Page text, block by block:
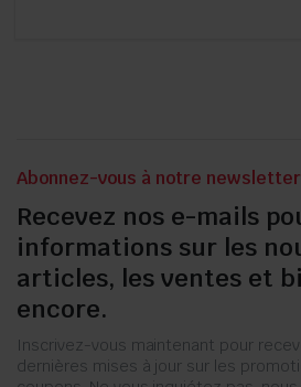
Abonnez-vous à notre newsletter
Recevez nos e-mails
informations sur les
articles, les ventes et
encore.
Inscrivez-vous maintenant pour
dernières mises à jour sur les